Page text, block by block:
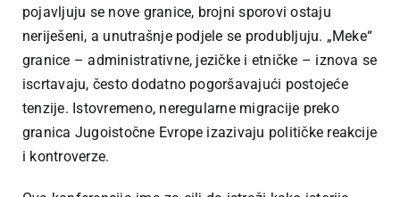
pojavljuju se nove granice, brojni sporovi ostaju
neriješeni, a unutrašnje podjele se produbljuju. „Meke“
granice – administrativne, jezičke i etničke – iznova se
iscrtavaju, često dodatno pogoršavajući postojeće
tenzije. Istovremeno, neregularne migracije preko
granica Jugoistočne Evrope izazivaju političke reakcije
i kontroverze.